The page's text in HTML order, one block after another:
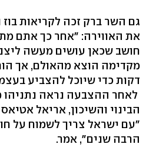
גם השר ברק זכה לקריאות בוז
את האווירה: "אחר כך אתם
חושב שכאן עושים מעשה
מקדימה הוצא מהאולם, אך
דקות כדי שיוכל להצביע
לאחר ההצבעה נראה נתניהו
הבינוי והשיכון, אריאל
"עם ישראל צריך לשמוח על
הרבה שנים", אמר.